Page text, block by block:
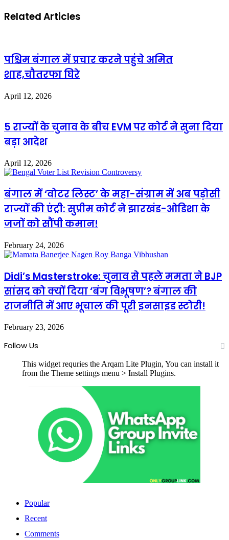
Related Articles
पश्चिम बंगाल में प्रचार करने पहुंचे अमित
शाह,चौतरफा घिरे
April 12, 2026
5 राज्यों के चुनाव के बीच EVM पर कोर्ट ने सुना दिया
बड़ा आदेश
April 12, 2026
बंगाल में ‘वोटर लिस्ट’ के महा-संग्राम में अब पड़ोसी
राज्यों की एंट्री: सुप्रीम कोर्ट ने झारखंड-ओडिशा के
जजों को सौंपी कमान!
February 24, 2026
Didi’s Masterstroke: चुनाव से पहले ममता ने BJP
सांसद को क्यों दिया ‘बंग विभूषण’? बंगाल की
राजनीति में आए भूचाल की पूरी इनसाइड स्टोरी!
February 23, 2026
Follow Us
This widget requries the Arqam Lite Plugin, You can install it
from the Theme settings menu > Install Plugins.
Popular
Recent
Comments